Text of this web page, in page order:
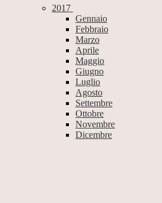
2017
Gennaio
Febbraio
Marzo
Aprile
Maggio
Giugno
Luglio
Agosto
Settembre
Ottobre
Novembre
Dicembre